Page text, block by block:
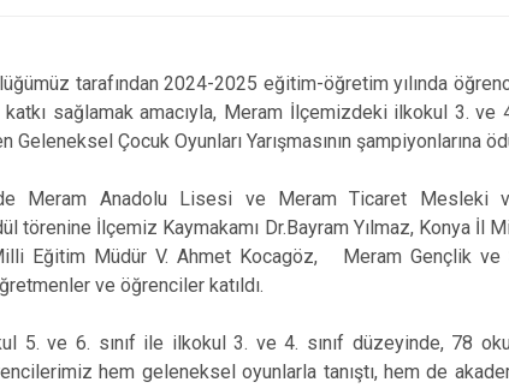
Ahırlı
Akören
Akşehir
Altınekin
Beyşehir
Cihanbeyli
tarafından 2024-2025 eğitim-öğretim yılında
sağlamak amacıyla, Meram İlçemizdeki ilkokul 3. ve
Geleneksel Çocuk Oyunları Yarışmasının şampiyonlarına
Meram Anadolu Lisesi ve Meram Ticaret Mesleki
törenine İlçemiz Kaymakamı Dr.Bayram Yılmaz, Konya İl
Eğitim Müdür V. Ahmet Kocagöz, Meram Gençlik ve
ve öğrenciler katıldı.
5. ve 6. sınıf ile ilkokul 3. ve 4. sınıf düzeyinde, 78
hem geleneksel oyunlarla tanıştı, hem de